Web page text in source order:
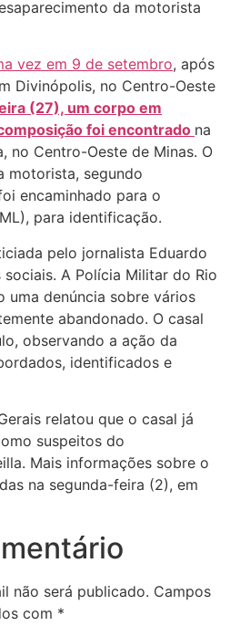
da motorista
vez em 9 de setembro, após
Divinópolis, no Centro-Oeste
(27), um corpo em
foi encontrado na
no Centro-Oeste de Minas. O
motorista, segundo
encaminhado para o
para identificação.
pelo jornalista Eduardo
A Polícia Militar do Rio
uma denúncia sobre vários
abandonado. O casal
observando a ação da
identificados e
relatou que o casal já
suspeitos do
Mais informações sobre o
na segunda-feira (2), em
não será publicado. Campos
com *